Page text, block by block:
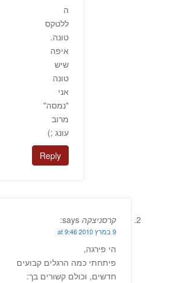
ה
ללטקס
טונה.
איפה
שיש
טונה
אני
"נמסה"
מרוב
עונג ;)
Reply
קרסניצקה says:
9 במרץ 2010 at 9:46
הי פירגה,
פיתחתי כמה הרגלים קבועים
חדשים, וכולם קשורים בך: